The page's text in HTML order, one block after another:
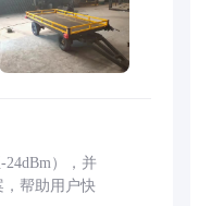
），并
帮助用户快